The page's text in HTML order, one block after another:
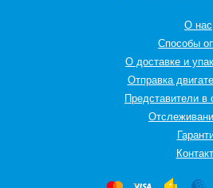
О нас
Способы
О доставке и
Отправка
Представители в